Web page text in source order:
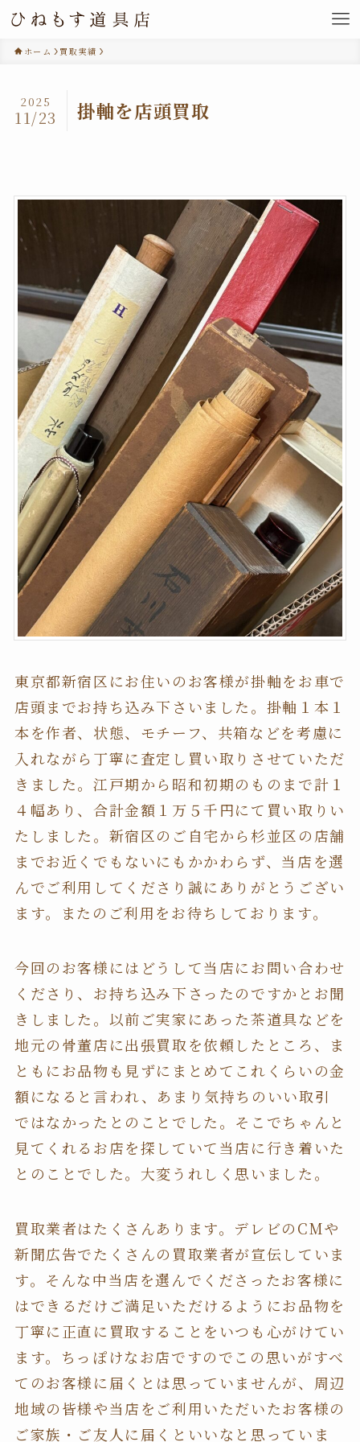
ホーム 買取実績
掛軸を店頭買取
2025
11/23
東京都新宿区にお住いのお客様が掛軸をお車で
店頭までお持ち込み下さいました。掛軸１本１
本を作者、状態、モチーフ、共箱などを考慮に
入れながら丁寧に査定し買い取りさせていただ
きました。江戸期から昭和初期のものまで計１
４幅あり、合計金額１万５千円にて買い取りい
たしました。新宿区のご自宅から杉並区の店舗
までお近くでもないにもかかわらず、当店を選
んでご利用してくださり誠にありがとうござい
ます。またのご利用をお待ちしております。
今回のお客様にはどうして当店にお問い合わせ
くださり、お持ち込み下さったのですかとお聞
きしました。以前ご実家にあった茶道具などを
地元の骨董店に出張買取を依頼したところ、ま
ともにお品物も見ずにまとめてこれくらいの金
額になると言われ、あまり気持ちのいい取引
ではなかったとのことでした。そこでちゃんと
見てくれるお店を探していて当店に行き着いた
とのことでした。大変うれしく思いました。
買取業者はたくさんあります。デレビのCMや
新聞広告でたくさんの買取業者が宣伝していま
す。そんな中当店を選んでくださったお客様に
はできるだけご満足いただけるようにお品物を
丁寧に正直に買取することをいつも心がけてい
ます。ちっぽけなお店ですのでこの思いがすべ
てのお客様に届くとは思っていませんが、周辺
地域の皆様や当店をご利用いただいたお客様の
ご家族・ご友人に届くといいなと思っていま